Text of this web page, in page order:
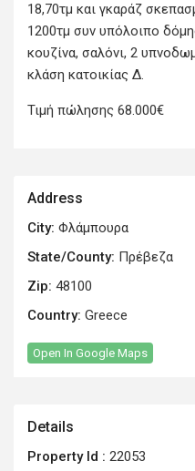
18,70τμ και γκαράζ
1200τμ συν υπόλοιπο
κουζίνα, σαλόνι, 2
κλάση κατοικίας Δ.
Τιμή πώλησης 68.000€
Address
City: Φλάμπουρα
State/County: Πρέβεζα
Zip: 48100
Country: Greece
Open In Google Maps
Details
Property Id : 22053